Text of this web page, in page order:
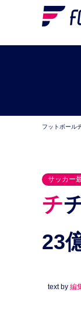
フットボール
サッカー
チチャリート、半年でウェスト・ハム退団か。今季
23
text by 編